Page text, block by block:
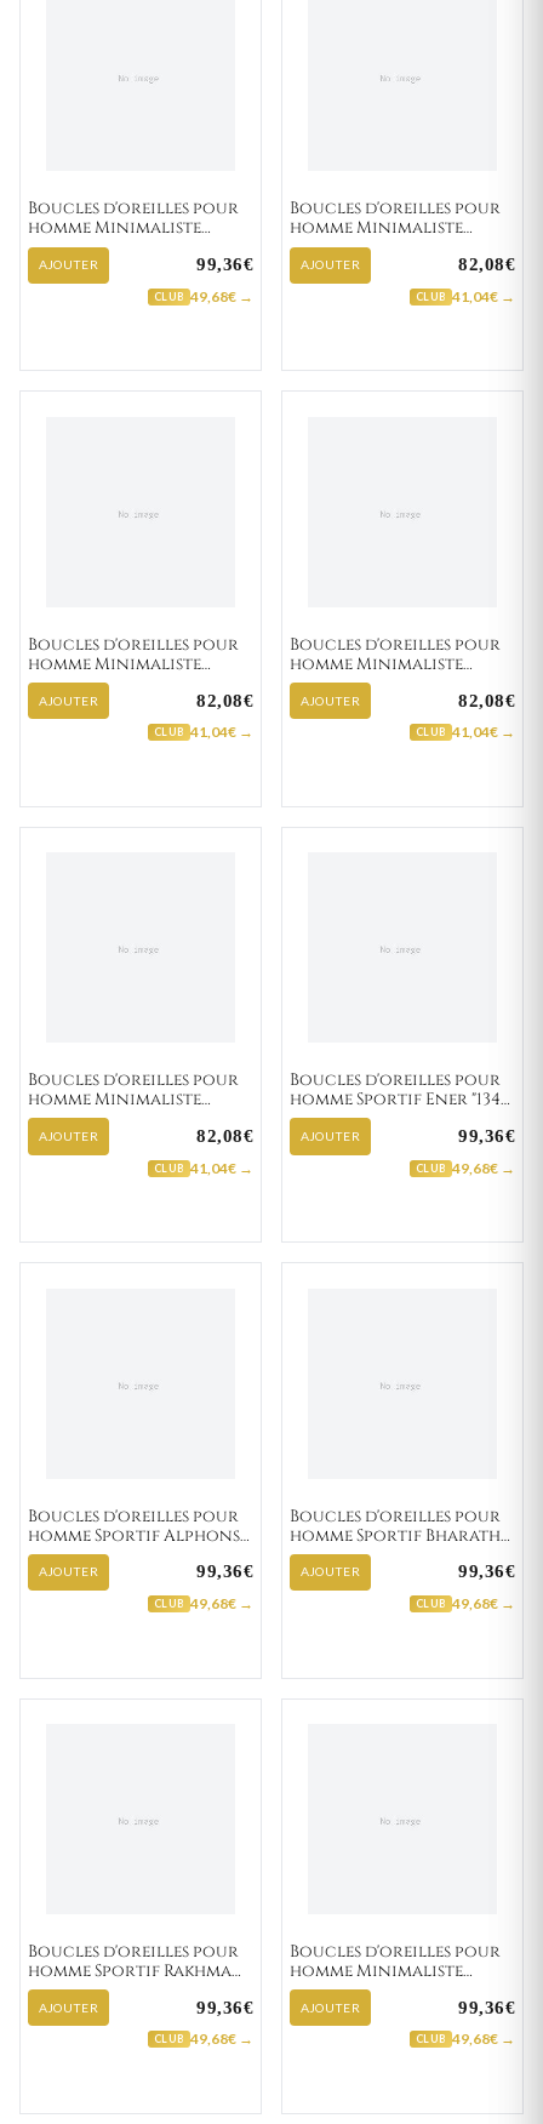
Boucles d'oreilles pour
homme Minimaliste
Abdelmoumin "135-12"
AJOUTER 99,36€
CLUB 49,68€ →
Boucles d'oreilles pour
homme Minimaliste
Abdeleaziz "135-21"
AJOUTER 82,08€
CLUB 41,04€ →
Boucles d'oreilles pour
homme Minimaliste
Souhard "135-41"
AJOUTER 82,08€
CLUB 41,04€ →
Boucles d'oreilles pour
homme Minimaliste
Leontien "135-51"
AJOUTER 82,08€
CLUB 41,04€ →
Boucles d'oreilles pour
homme Minimaliste
Bernarous "135-61"
AJOUTER 82,08€
CLUB 41,04€ →
Boucles d'oreilles pour
homme Sportif Ener "134-
1"
AJOUTER 99,36€
CLUB 49,68€ →
Boucles d'oreilles pour
homme Sportif Alphonse
"134-2"
AJOUTER 99,36€
CLUB 49,68€ →
Boucles d'oreilles pour
homme Sportif Bharath
"134-3"
AJOUTER 99,36€
CLUB 49,68€ →
Boucles d'oreilles pour
homme Sportif Rakhman
"134-4"
AJOUTER 99,36€
CLUB 49,68€ →
Boucles d'oreilles pour
homme Minimaliste
Elikplim "135-22"
AJOUTER 99,36€
CLUB 49,68€ →